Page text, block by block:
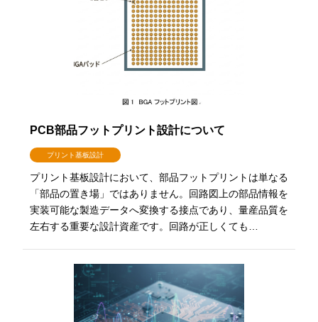
PCB部品フットプリント設計について
プリント基板設計
プリント基板設計において、部品フットプリントは単なる
「部品の置き場」ではありません。回路図上の部品情報を
実装可能な製造データへ変換する接点であり、量産品質を
左右する重要な設計資産です。回路が正しくても…